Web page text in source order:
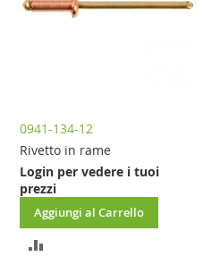
0941-134-12
Rivetto in rame
Login per vedere i tuoi
prezzi
Aggiungi al Carrello
AGGIUNGI